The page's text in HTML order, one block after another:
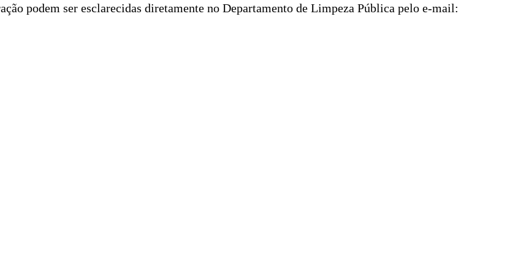
podem ser esclarecidas diretamente no Departamento de Limpeza Pública pelo e-mail: